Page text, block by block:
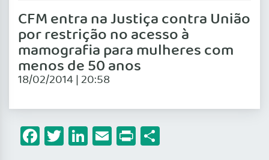
CFM entra na Justiça contra União
por restrição no acesso à
mamografia para mulheres com
menos de 50 anos
18/02/2014 | 20:58
Facebook
Twitter
LinkedIn
Email
Print